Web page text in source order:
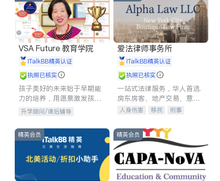
VSA Future 教育学院
iTalkBB精英认证
执照已核实
孩子美好的未来始于早期能
力的培养，用愿景激发孩子
的学习潜力和动力。理念：
拥有成长型心态是成功的基
石。
升学顾问/课后辅导
爱法律师事务所
iTalkBB精英认证
执照已核实
一站式法律服务，华人首选.
房东房客、地产交易、意外
伤害、车祸重伤、商业诉
建筑合同、刑事案件全包办
人身伤害 移民
刑事
信托/遗嘱
商业
索赔
律师-其它 保释
精英会员 精英会员